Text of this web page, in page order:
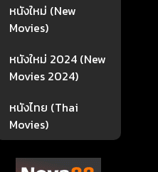
หนังใหม่ (New
Movies)
หนังใหม่ 2024 (New
Movies 2024)
หนังไทย (Thai
Movies)